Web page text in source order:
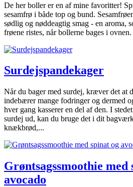
De her boller er en af mine favoritter!
sesamfrø i både top og bund.
sødlig og nøddeagtig smag - en aroma,
frøene ristes, når bollerne bages i
Surdejspandekager
Når du bager med surdej, kræver det at
indebærer mange fodringer og dermed
hver gang kasserer en del af den. I
surdej ud, kan du bruge det i dit
knækbrød,...
Grøntsagssmoothie med
avocado